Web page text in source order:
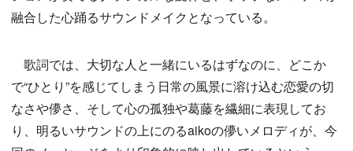
融合した心踊るサウンドメイクとなっている。
歌詞では、大切な人と一緒にいるはずなのに、どこか
で“ひとり”を感じてしまう日常の風景に溶け込む恋愛の切
なさや儚さ、そして心の孤独や葛藤を繊細に表現してお
り、明るいサウンドの上にのるaikoの儚いメロディが、今